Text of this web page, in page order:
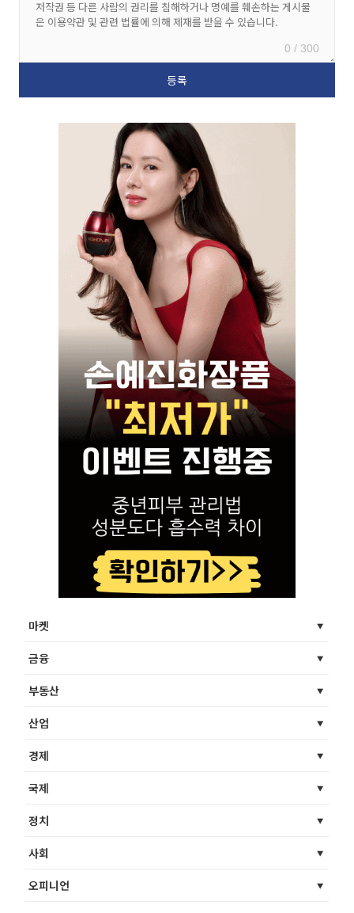
0 / 300
마켓
금융
부동산
산업
경제
국제
정치
사회
오피니언